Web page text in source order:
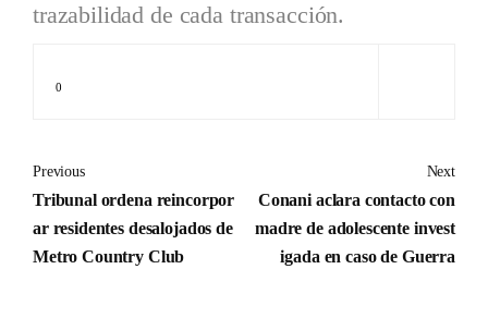
trazabilidad de cada transacción.
0
Previous
Tribunal ordena reincorpor
ar residentes desalojados de
Metro Country Club
Next
Conani aclara contacto con
madre de adolescente invest
igada en caso de Guerra